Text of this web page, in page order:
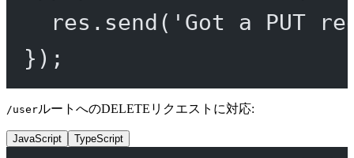
res. send ( 'Got a PUT
});
/userルートへのDELETEリクエストに対応:
JavaScript TypeScript